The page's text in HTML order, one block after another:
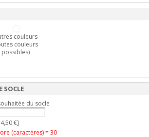
couleurs
couleurs
possibles)
SOCLE
du socle
€]
(caractéres) =30